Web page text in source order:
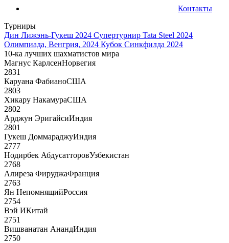
Контакты
Турниры
Дин Лижэнь-Гукеш 2024 Супертурнир Tata Steel 2024
Олимпиада, Венгрия, 2024 Кубок Синкфилда 2024
10-ка лучших шахматистов мира
Магнус КарлсенНорвегия
2831
Каруана ФабианоСША
2803
Хикару НакамураСША
2802
Арджун ЭригайсиИндия
2801
Гукеш ДоммараджуИндия
2777
Нодирбек АбдусатторовУзбекистан
2768
Алиреза ФируджаФранция
2763
Ян НепомнящийРоссия
2754
Вэй ИКитай
2751
Вишванатан АнандИндия
2750